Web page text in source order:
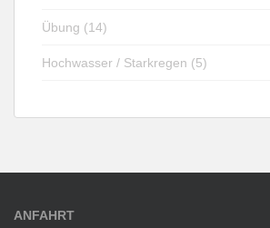
Übung (14)
Hochwasser / Starkregen (5)
ANFAHRT